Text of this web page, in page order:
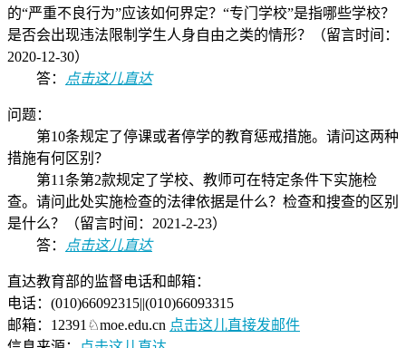
的“严重不良行为”应该如何界定？“专门学校”是指哪些学校？
是否会出现违法限制学生人身自由之类的情形？（留言时间：
2020-12-30）
答：
点击这儿直达
问题：
第10条规定了停课或者停学的教育惩戒措施。请问这两种
措施有何区别？
第11条第2款规定了学校、教师可在特定条件下实施检
查。请问此处实施检查的法律依据是什么？检查和搜查的区别
是什么？（留言时间：2021-2-23）
答：
点击这儿直达
直达教育部的监督电话和邮箱：
电话：(010)66092315||(010)66093315
邮箱：12391♘moe.edu.cn 点击这儿直接发邮件